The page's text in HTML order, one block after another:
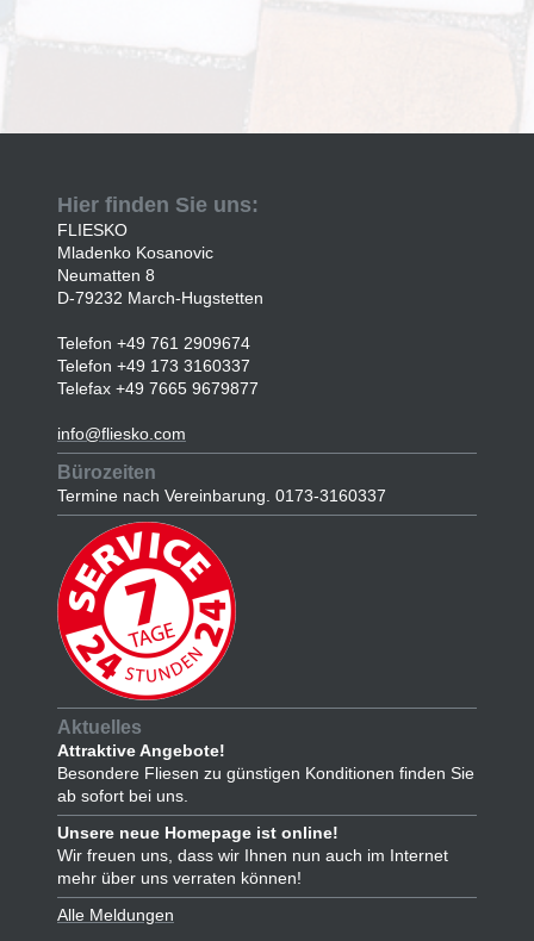
Hier finden Sie uns:
FLIESKO
Mladenko Kosanovic
Neumatten 8
D-79232 March-Hugstetten
Telefon +49 761 2909674
Telefon +49 173 3160337
Telefax +49 7665 9679877
info@fliesko.com
Bürozeiten
Termine nach Vereinbarung. 0173-3160337
Aktuelles
Attraktive Angebote!
Besondere Fliesen zu günstigen Konditionen finden Sie
ab sofort bei uns.
Unsere neue Homepage ist online!
Wir freuen uns, dass wir Ihnen nun auch im Internet
mehr über uns verraten können!
Alle Meldungen